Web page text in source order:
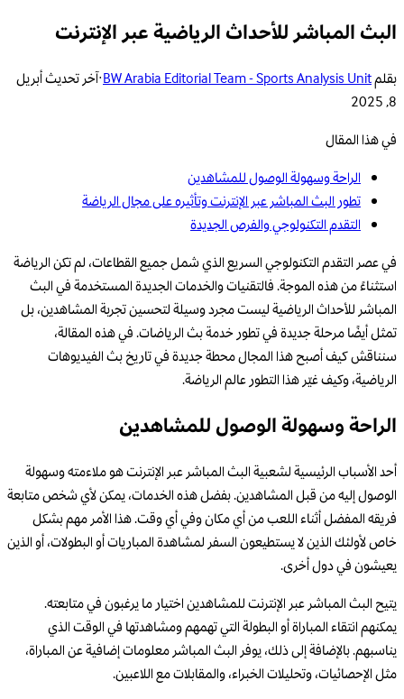
البث المباشر للأحداث الرياضية عبر الإنترنت
بقلمBW Arabia Editorial Team - Sports Analysis Unit
·آخر تحديثأبريل
8, 2025
في هذا المقال
الراحة وسهولة الوصول للمشاهدين
تطور البث المباشر عبر الإنترنت وتأثيره على مجال الرياضة
التقدم التكنولوجي والفرص الجديدة
في عصر التقدم التكنولوجي السريع الذي شمل جميع القطاعات، لم تكن الرياضة
استثناءً من هذه الموجة. فالتقنيات والخدمات الجديدة المستخدمة في البث
المباشر للأحداث الرياضية ليست مجرد وسيلة لتحسين تجربة المشاهدين، بل
تمثل أيضًا مرحلة جديدة في تطور خدمة بث الرياضات. في هذه المقالة،
سنناقش كيف أصبح هذا المجال محطة جديدة في تاريخ بث الفيديوهات
الرياضية، وكيف غيّر هذا التطور عالم الرياضة.
الراحة وسهولة الوصول للمشاهدين
أحد الأسباب الرئيسية لشعبية البث المباشر عبر الإنترنت هو ملاءمته وسهولة
الوصول إليه من قبل المشاهدين. بفضل هذه الخدمات، يمكن لأي شخص متابعة
فريقه المفضل أثناء اللعب من أي مكان وفي أي وقت. هذا الأمر مهم بشكل
خاص لأولئك الذين لا يستطيعون السفر لمشاهدة المباريات أو البطولات، أو الذين
يعيشون في دول أخرى.
يتيح البث المباشر عبر الإنترنت للمشاهدين اختيار ما يرغبون في متابعته.
يمكنهم انتقاء المباراة أو البطولة التي تهمهم ومشاهدتها في الوقت الذي
يناسبهم. بالإضافة إلى ذلك، يوفر البث المباشر معلومات إضافية عن المباراة،
مثل الإحصائيات، وتحليلات الخبراء، والمقابلات مع اللاعبين.